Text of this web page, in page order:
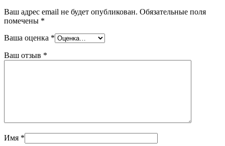
Ваш адрес email не будет опубликован. Обязательные поля
помечены *
Ваша оценка *
Ваш отзыв *
Имя *